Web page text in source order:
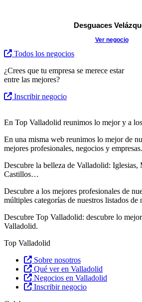
Desguaces
Ver negocio
Todos los negocios
¿Crees que tu empresa se merece estar
entre las mejores?
Inscribir negocio
En Top Valladolid reunimos lo mejor y a
En una misma web reunimos lo mejor de
mejores profesionales, negocios y empresas.
Descubre la belleza de Valladolid: Iglesias,
Castillos…
Descubre a los mejores profesionales de
múltiples categorías de nuestros listados
Descubre Top Valladolid: descubre lo
Valladolid.
Top Valladolid
Sobre nosotros
Qué ver en Valladolid
Negocios en Valladolid
Inscribir negocio